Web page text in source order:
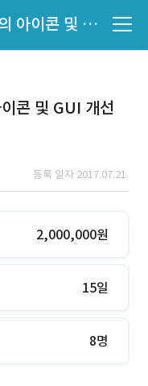
기 개발된 WPF 프로그램의 아이콘 및 GUI 개선
콘 및 GUI 개선
등록 일자 2017.07.21.
2,000,000원
15일
8명